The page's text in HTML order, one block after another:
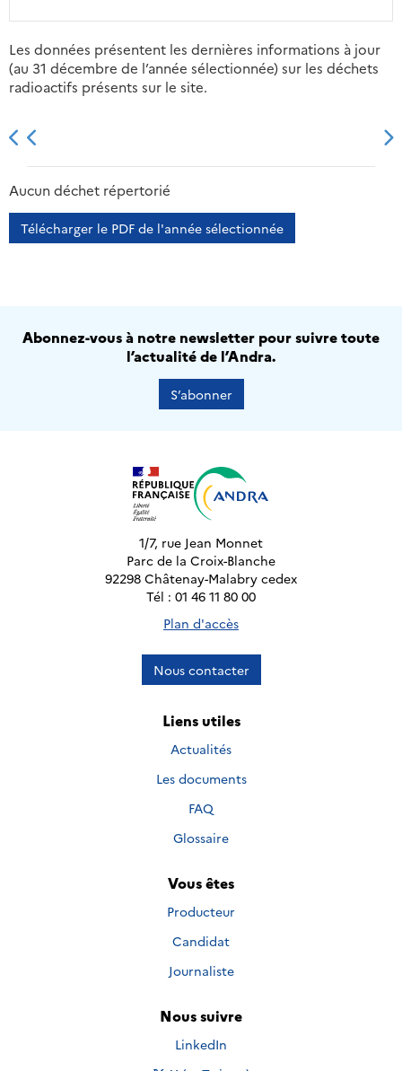
Les données présentent les dernières informations à jour
(au 31 décembre de l’année sélectionnée) sur les déchets
radioactifs présents sur le site.
2013 2014
Aucun déchet répertorié
Télécharger le PDF de l'année sélectionnée
Abonnez-vous à notre newsletter pour suivre toute
l’actualité de l’Andra.
S’abonner
1/7, rue Jean Monnet
Parc de la Croix-Blanche
92298 Châtenay-Malabry cedex
Tél : 01 46 11 80 00
Plan d'accès
Nous contacter
Liens utiles
Actualités
Les documents
FAQ
Glossaire
Vous êtes
Producteur
Candidat
Journaliste
Nous suivre
Nous suivre sur
LinkedIn